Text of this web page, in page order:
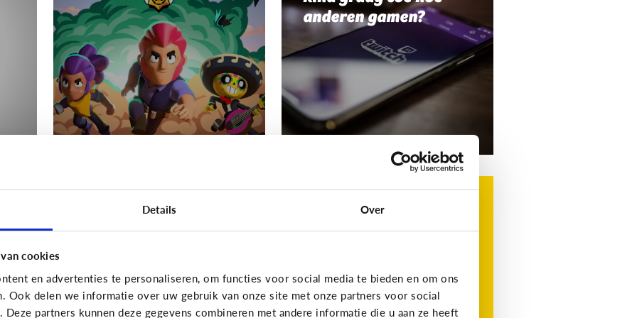
Details Over
cookies
en advertenties te personaliseren, om functies voor social media te bieden en om ons
Ook delen we informatie over uw gebruik van onze site met onze partners voor social
Deze partners kunnen deze gegevens combineren met andere informatie die u aan ze heeft
anderen gamen?
Mijn kind wordt boos
als het moet stoppen
Wat is Roblox?
Hét favoriete gamingplatform